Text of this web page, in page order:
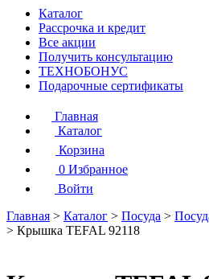
Каталог
Рассрочка и кредит
Все акции
Получить консультацию
ТЕХНОБОНУС
Подарочные сертификаты
Главная
Каталог
Корзина
0 Избранное
Войти
Главная > Каталог > Посуда >
> Крышка TEFAL 92118